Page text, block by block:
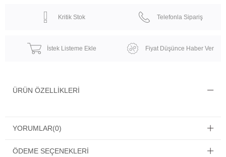
Kritik Stok Telefonla Sipariş
İstek Listeme Ekle Fiyat Düşünce Haber Ver
ÜRÜN ÖZELLIKLERI
YORUMLAR(0)
ÖDEME SEÇENEKLERI